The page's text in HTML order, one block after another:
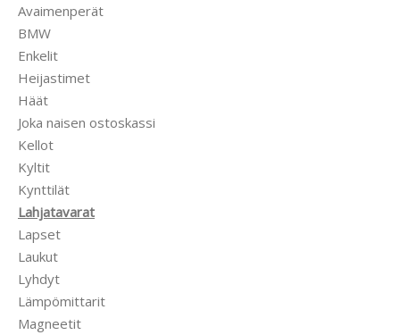
Avaimenperät
BMW
Enkelit
Heijastimet
Häät
Joka naisen ostoskassi
Kellot
Kyltit
Kynttilät
Lahjatavarat
Lapset
Laukut
Lyhdyt
Lämpömittarit
Magneetit